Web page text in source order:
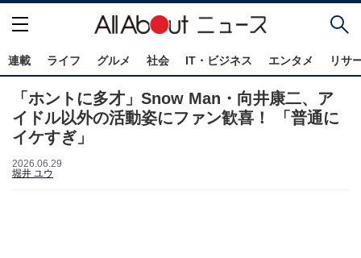
連載 ライフ グルメ 社会 IT・ビジネス エンタメ リサ
「ホントに多才」Snow Man・向井康二、ア
イドル以外の活動姿にファン歓喜！ 「普通に
イケすぎ」
2026.06.29
堀井 ユウ